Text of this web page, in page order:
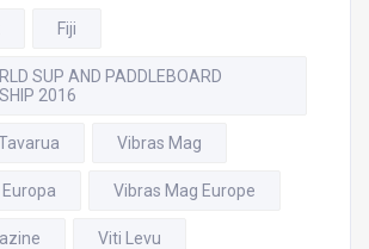
Fiji
SUP AND PADDLEBOARD
2016
Vibras Mag
Vibras Mag Europe
Viti Levu